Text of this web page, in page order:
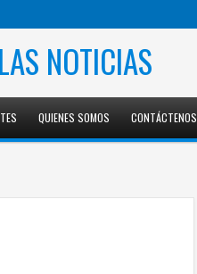
NOTICIAS
QUIENES SOMOS CONTÁCTENOS